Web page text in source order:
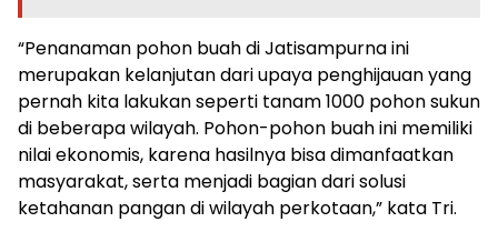
“Penanaman pohon buah di Jatisampurna ini
merupakan kelanjutan dari upaya penghijauan yang
pernah kita lakukan seperti tanam 1000 pohon sukun
di beberapa wilayah. Pohon-pohon buah ini memiliki
nilai ekonomis, karena hasilnya bisa dimanfaatkan
masyarakat, serta menjadi bagian dari solusi
ketahanan pangan di wilayah perkotaan,” kata Tri.